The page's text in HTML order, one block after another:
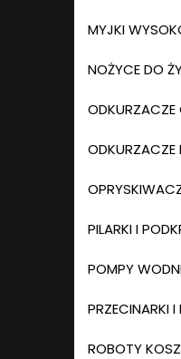
MYJKI
NOŻYCE DO
ODKURZACZE
PILARKI I
POMPY
PRZECINARKI
ROBOTY